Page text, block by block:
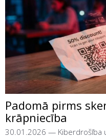
Padomā pirms
krāpniecība
30.01.2026 — Kiberdrošība